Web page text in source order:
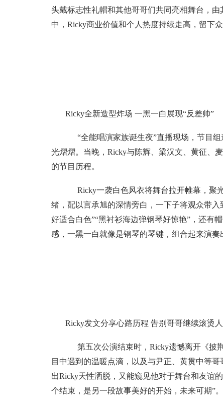
头戴标志性礼帽和其他哥哥们共同亮相舞台，
中，Ricky商业价值和个人热度持续走高，留下
Ricky全新造型炸场 一黑一白展现“反差帅”
“全能唱演家族诞生夜”直播现场，节目组
光熠熠。当晚，Ricky与陈辉、梁汉文、黄征、
的节目历程。
Ricky一袭白色风衣将舞台拉开帷幕，聚
绪，配以言承旭的深情旁白，一下子将观众带
好适合白色”“黑衬衫海边弹钢琴好惊艳”，还有
感，一黑一白就像是钢琴的琴键，组合起来演奏
Ricky发文分享心路历程 告别哥哥继续滚烫
第五次公演结束时，Ricky遗憾离开《披
目中遇到的温暖点滴，以及与尹正、黄贯中等
出Ricky天性洒脱，又能窥见他对于舞台和友谊
个结束，是另一段故事美好的开始，未来可期”。